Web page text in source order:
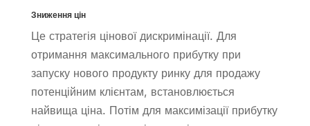
Зниження цін
Це стратегія цінової дискримінації. Для
отримання максимального прибутку при
запуску нового продукту ринку для продажу
потенційним клієнтам, встановлюється
найвища ціна. Потім для максимізації прибутку